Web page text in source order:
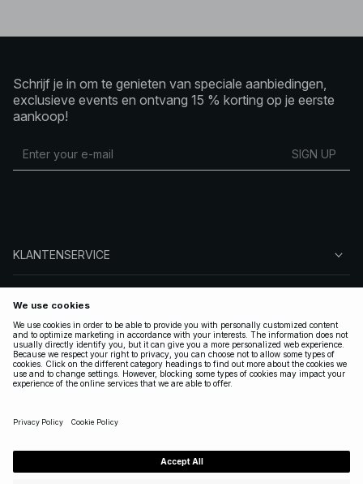
Schrijf je in om te genieten van speciale aanbiedingen,
exclusieve events en ontvang 15 % korting op je eerste
aankoop!
SIGN UP
KLANTENSERVICE
VOLG ONS
LEGAAL
NEDERLANDS